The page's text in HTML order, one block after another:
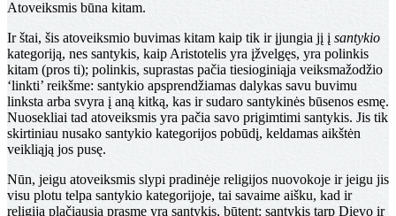
Atoveiksmis būna kitam.
Ir štai, šis atoveiksmio buvimas kitam kaip tik ir įjungia jį į santykio
kategoriją, nes santykis, kaip Aristotelis yra įžvelgęs, yra polinkis
kitam (pros ti); polinkis, suprastas pačia tiesioginiąja veiksmažodžio
‘linkti’ reikšme: santykio apsprendžiamas dalykas savu buvimu
linksta arba svyra į aną kitką, kas ir sudaro santykinės būsenos esmę.
Nuosekliai tad atoveiksmis yra pačia savo prigimtimi santykis. Jis tik
skirtiniau nusako santykio kategorijos pobūdį, keldamas aikštėn
veikliąją jos pusę.
Nūn, jeigu atoveiksmis slypi pradinėje religijos nuo­vokoje ir jeigu jis
visu plotu telpa santykio kategorijoje, tai savaime aišku, kad ir
religija plačiausia prasme yra santykis, būtent: santykis tarp Dievo ir